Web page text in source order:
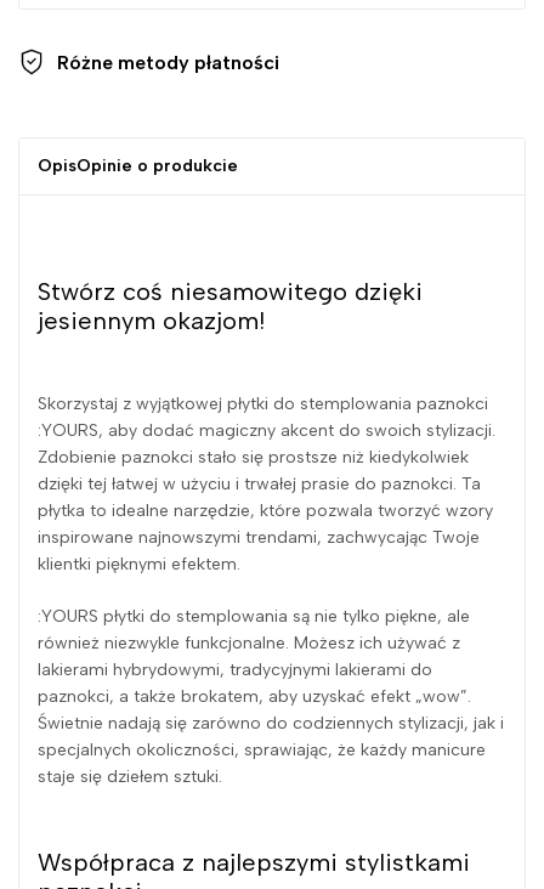
Różne metody płatności
OpisOpinie o produkcie
Stwórz coś niesamowitego dzięki
jesiennym okazjom!
Skorzystaj z wyjątkowej płytki do stemplowania paznokci
:YOURS, aby dodać magiczny akcent do swoich stylizacji.
Zdobienie paznokci stało się prostsze niż kiedykolwiek
dzięki tej łatwej w użyciu i trwałej prasie do paznokci. Ta
płytka to idealne narzędzie, które pozwala tworzyć wzory
inspirowane najnowszymi trendami, zachwycając Twoje
klientki pięknymi efektem.
:YOURS płytki do stemplowania są nie tylko piękne, ale
również niezwykle funkcjonalne. Możesz ich używać z
lakierami hybrydowymi, tradycyjnymi lakierami do
paznokci, a także brokatem, aby uzyskać efekt „wow”.
Świetnie nadają się zarówno do codziennych stylizacji, jak i
specjalnych okoliczności, sprawiając, że każdy manicure
staje się dziełem sztuki.
Współpraca z najlepszymi stylistkami